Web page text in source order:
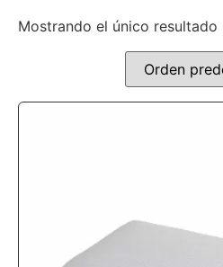
Mostrando el único resultado